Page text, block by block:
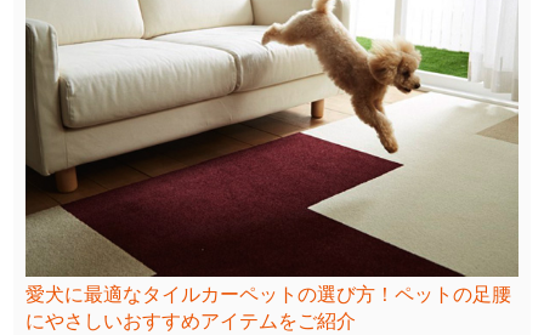
愛犬に最適なタイルカーペットの選び方！ペットの足腰
にやさしいおすすめアイテムをご紹介